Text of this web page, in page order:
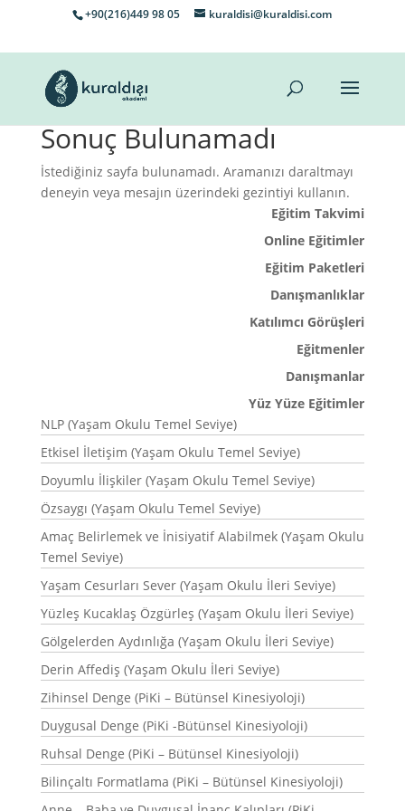
+90(216)449 98 05 kuraldisi@kuraldisi.com
Sonuç Bulunamadı
İstediğiniz sayfa bulunamadı. Aramanızı daraltmayı
deneyin veya mesajın üzerindeki gezintiyi kullanın.
Eğitim Takvimi
Online Eğitimler
Eğitim Paketleri
Danışmanlıklar
Katılımcı Görüşleri
Eğitmenler
Danışmanlar
Yüz Yüze Eğitimler
NLP (Yaşam Okulu Temel Seviye)
Etkisel İletişim (Yaşam Okulu Temel Seviye)
Doyumlu İlişkiler (Yaşam Okulu Temel Seviye)
Özsaygı (Yaşam Okulu Temel Seviye)
Amaç Belirlemek ve İnisiyatif Alabilmek (Yaşam Okulu
Temel Seviye)
Yaşam Cesurları Sever (Yaşam Okulu İleri Seviye)
Yüzleş Kucaklaş Özgürleş (Yaşam Okulu İleri Seviye)
Gölgelerden Aydınlığa (Yaşam Okulu İleri Seviye)
Derin Affediş (Yaşam Okulu İleri Seviye)
Zihinsel Denge (PiKi – Bütünsel Kinesiyoloji)
Duygusal Denge (PiKi -Bütünsel Kinesiyoloji)
Ruhsal Denge (PiKi – Bütünsel Kinesiyoloji)
Bilinçaltı Formatlama (PiKi – Bütünsel Kinesiyoloji)